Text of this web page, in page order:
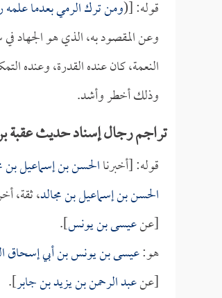
قوله: [(ومن ترك الرمي بعدما علمه
وعن المقصود به، الذي هو الجهاد
النعمة، كان عنده القدرة، وعنده
وذلك أخطر وأشد.
تراجم رجال إسناد حديث عقبة
قوله: [أخبرناالحسن بن إسماعيل بن
الحسن بن إسماعيل بن مجالد، ثقة،
[عنعيسى بن يونس].
هو:عيسى بن يونس بن أبي إسحاق
[عنعبد الرحمن بن يزيد بن جابر].